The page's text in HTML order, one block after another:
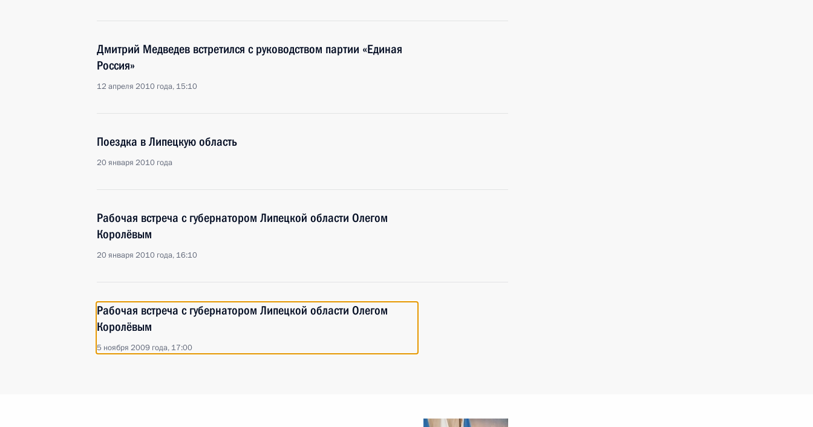
Дмитрий Медведев встретился с руководством партии «Единая
Россия»
12 апреля 2010 года, 15:10
Поездка в Липецкую область
20 января 2010 года
Рабочая встреча с губернатором Липецкой области Олегом
Королёвым
20 января 2010 года, 16:10
Рабочая встреча с губернатором Липецкой области Олегом
Королёвым
5 ноября 2009 года, 17:00